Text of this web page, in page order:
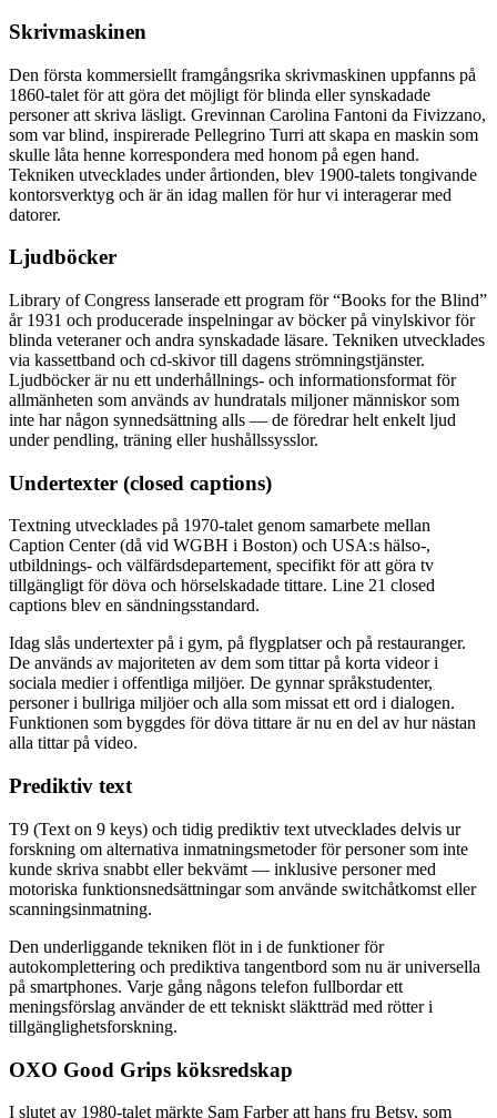
Skrivmaskinen
Den första kommersiellt framgångsrika skrivmaskinen uppfanns på
1860-talet för att göra det möjligt för blinda eller synskadade
personer att skriva läsligt. Grevinnan Carolina Fantoni da Fivizzano,
som var blind, inspirerade Pellegrino Turri att skapa en maskin som
skulle låta henne korrespondera med honom på egen hand.
Tekniken utvecklades under årtionden, blev 1900-talets tongivande
kontorsverktyg och är än idag mallen för hur vi interagerar med
datorer.
Ljudböcker
Library of Congress lanserade ett program för “Books for the Blind”
år 1931 och producerade inspelningar av böcker på vinylskivor för
blinda veteraner och andra synskadade läsare. Tekniken utvecklades
via kassettband och cd-skivor till dagens strömningstjänster.
Ljudböcker är nu ett underhållnings- och informationsformat för
allmänheten som används av hundratals miljoner människor som
inte har någon synnedsättning alls — de föredrar helt enkelt ljud
under pendling, träning eller hushållssysslor.
Undertexter (closed captions)
Textning utvecklades på 1970-talet genom samarbete mellan
Caption Center (då vid WGBH i Boston) och USA:s hälso-,
utbildnings- och välfärdsdepartement, specifikt för att göra tv
tillgängligt för döva och hörselskadade tittare. Line 21 closed
captions blev en sändningsstandard.
Idag slås undertexter på i gym, på flygplatser och på restauranger.
De används av majoriteten av dem som tittar på korta videor i
sociala medier i offentliga miljöer. De gynnar språkstudenter,
personer i bullriga miljöer och alla som missat ett ord i dialogen.
Funktionen som byggdes för döva tittare är nu en del av hur nästan
alla tittar på video.
Prediktiv text
T9 (Text on 9 keys) och tidig prediktiv text utvecklades delvis ur
forskning om alternativa inmatningsmetoder för personer som inte
kunde skriva snabbt eller bekvämt — inklusive personer med
motoriska funktionsnedsättningar som använde switchåtkomst eller
scanningsinmatning.
Den underliggande tekniken flöt in i de funktioner för
autokomplettering och prediktiva tangentbord som nu är universella
på smartphones. Varje gång någons telefon fullbordar ett
meningsförslag använder de ett tekniskt släktträd med rötter i
tillgänglighetsforskning.
OXO Good Grips köksredskap
I slutet av 1980-talet märkte Sam Farber att hans fru Betsy, som